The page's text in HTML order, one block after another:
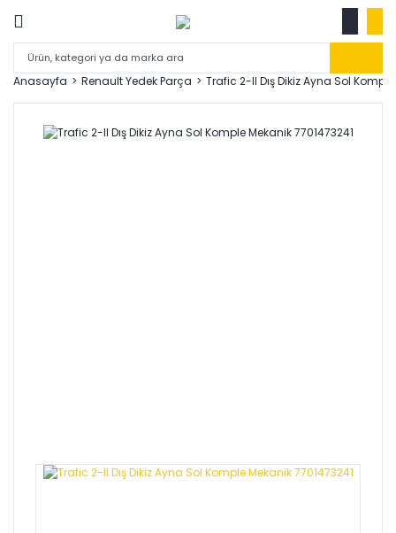
Anasayfa Renault Yedek Parça Trafic 2-II Dış Dikiz Ayna Sol